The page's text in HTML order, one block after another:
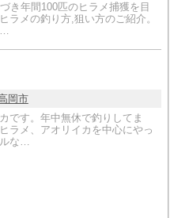
き年間100匹のヒラメ捕獲を目
ラメの釣り方,狙い方のご紹介。
…
岡市
です。年中無休で釣りしてま
ラメ、アオリイカを中心にやっ
な…